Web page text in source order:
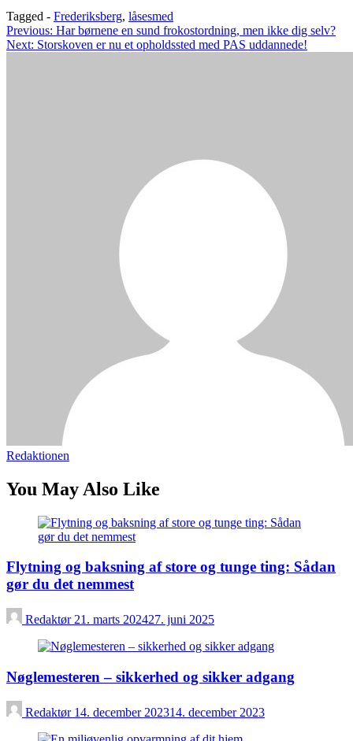
Tagged - Frederiksberg, låsesmed
Indlægsnavigation
Previous: Har børnene en sund frokostordning, men ikke dig selv?
Next: Storskoven er nu et opholdssted med PAS uddannede!
Redaktionen
You May Also Like
Flytning og baksning af store og tunge ting: Sådan
gør du det nemmest
Redaktør 21. marts 202427. juni 2025
Nøglemesteren – sikkerhed og sikker adgang
Redaktør 14. december 202314. december 2023